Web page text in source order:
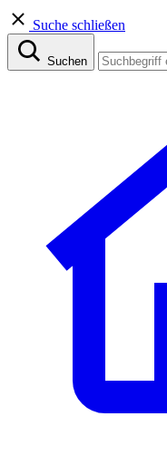
Suche schließen
Suchen